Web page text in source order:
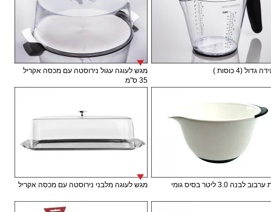
(4 כוסות )
מגש לעוגה עגול נירוסטה עם מכסה אקריל
35 ס"מ
לבנה 3.0 ליטר בסיס גומי מגש לעוגה מלבני נירוסטה עם מכסה אקריל